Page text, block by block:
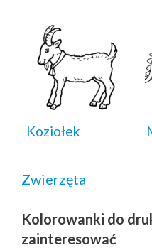
Koziołek
Zwierzęta
Kolorowanki do
zainteresować